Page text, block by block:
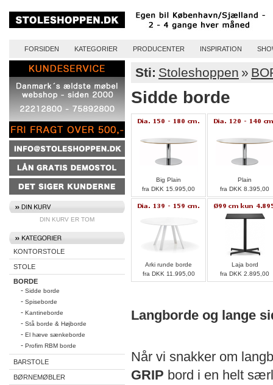
FORSIDEN KATEGORIER PRODUCENTER INSPIRATION
DIN KURV ER TOM
KONTORSTOLE
STOLE
BORDE
- Sidde borde
- Spiseborde
- Kantineborde
- Stå borde & Højborde
- El hæve sænkeborde
- Profim RBM borde
BARSTOLE
BØRNEMØBLER
Sti: Stoleshoppen »
Sidde borde
Big Plain
fra DKK 15.995,00
Plain
fra DKK 8.395,00
Arki runde borde
fra DKK 11.995,00
Laja bord
fra DKK 2.895,00
Langborde og lange
Når vi snakker om
GRIP bord i en helt